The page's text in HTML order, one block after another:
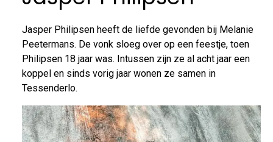
Jasper Philipsen heeft de liefde gevonden bij Melanie
Peetermans. De vonk sloeg over op een feestje, toen
Philipsen 18 jaar was. Intussen zijn ze al acht jaar een
koppel en sinds vorig jaar wonen ze samen in
Tessenderlo.